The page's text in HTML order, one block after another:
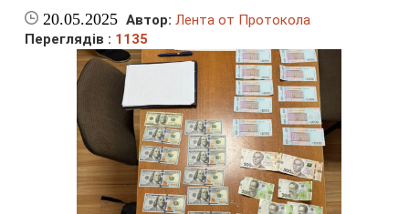
20.05.2025 Автор: Лента от Протокола
Переглядів : 1135